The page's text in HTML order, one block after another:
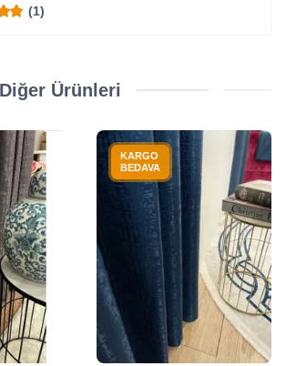
(1)
Ürünleri
KARGO
BEDAVA